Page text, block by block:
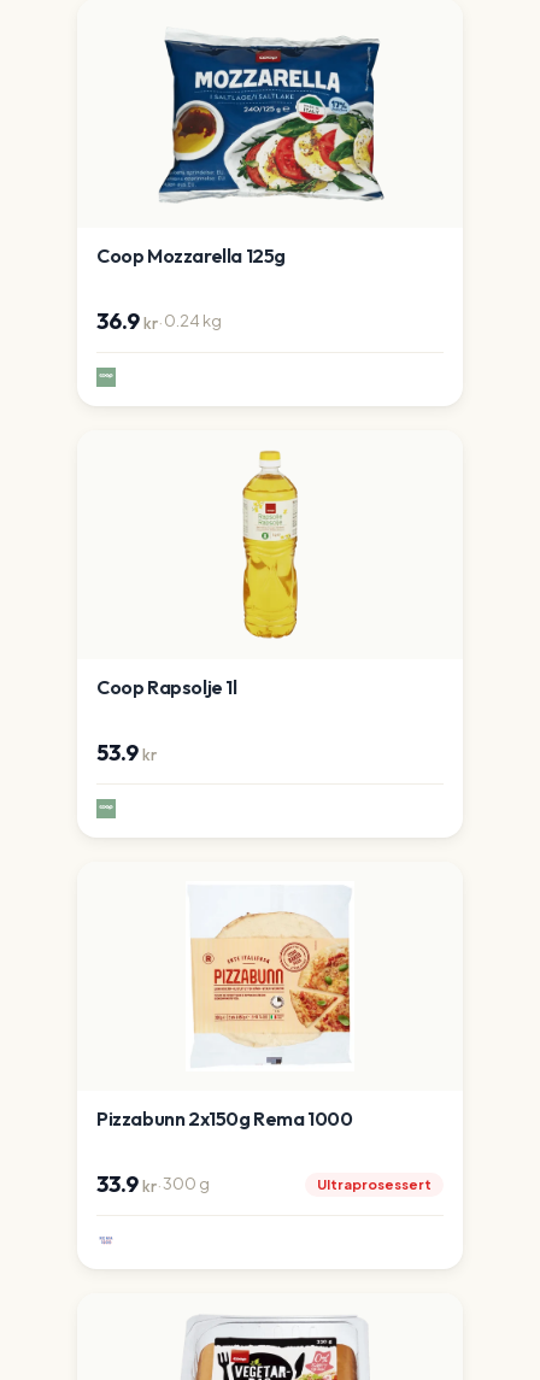
Coop Mozzarella 125g
36.9kr·0.24 kg
Coop Rapsolje 1l
53.9kr
Pizzabunn 2x150g Rema 1000
33.9kr·300 g Ultraprosessert